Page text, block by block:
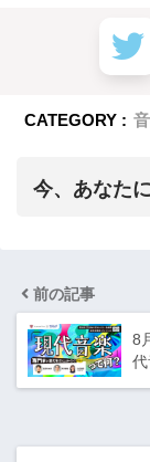
CATEGORY :
今、あなた
前の記事
8